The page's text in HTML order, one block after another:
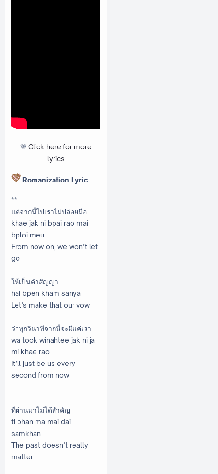
💜 Click here for more
lyrics
Romanization Lyric
**
แค่จากนี้ไปเราไม่ปล่อยมือ
khae jak ni bpai rao mai
bploi meu
From now on, we won’t let
go
ให้เป็นคำสัญญา
hai bpen kham sanya
Let’s make that our vow
ว่าทุกวินาทีจากนี้จะมีแค่เรา
wa took winahtee jak ni ja
mi khae rao
‌It’ll just be us every
second from now
ที่ผ่านมาไม่ได้สำคัญ
ti phan ma mai dai
samkhan
The past doesn’t really
matter